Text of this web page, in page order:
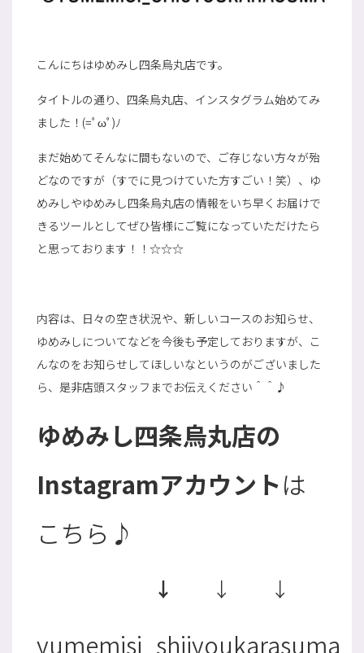
こんにちはゆめみし四条烏丸店です。
タイトルの通り、四条烏丸店、インスタグラム始めてみ
ました！(=ﾟωﾟ)ﾉ
まだ始めてそんなに間もないので、ご存じない方々が殆
どなのですが（すでに見つけていた方すごい！笑）、ゆ
めみしやゆめみし四条烏丸店の情報をいち早くお届けで
きるツールとしてぜひ皆様にご覧になっていただけたら
と思っております！！☆☆☆
内容は、日々の空き状況や、新しいコースのお知らせ、
ゆめみしについてなどを今後も予定しておりますが、こ
んなのをお知らせしてほしいなというのがございました
ら、是非店頭スタッフまでお伝えください＾＾♪
ゆめみし四条烏丸店の
Instagramアカウントは
こちら♪
↓ ↓ ↓
yumemisi_shijyoukarasuma